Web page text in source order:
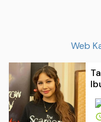
Web